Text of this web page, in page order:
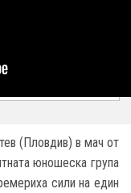
(Пловдив) в мач от
юношеска група
сили на един